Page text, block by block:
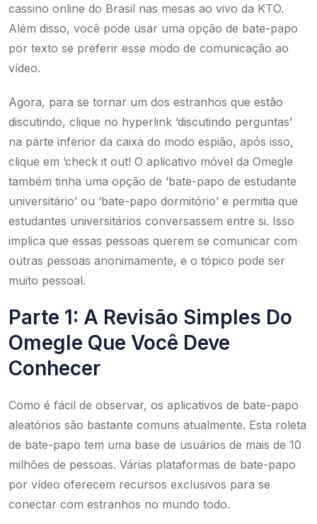
cassino online do Brasil nas mesas ao vivo da KTO.
Além disso, você pode usar uma opção de bate-papo
por texto se preferir esse modo de comunicação ao
vídeo.
Agora, para se tornar um dos estranhos que estão
discutindo, clique no hyperlink ‘discutindo perguntas’
na parte inferior da caixa do modo espião, após isso,
clique em ‘check it out! O aplicativo móvel da Omegle
também tinha uma opção de ‘bate-papo de estudante
universitário’ ou ‘bate-papo dormitório’ e permitia que
estudantes universitários conversassem entre si. Isso
implica que essas pessoas querem se comunicar com
outras pessoas anonimamente, e o tópico pode ser
muito pessoal.
Parte 1: A Revisão Simples Do
Omegle Que Você Deve
Conhecer
Como é fácil de observar, os aplicativos de bate-papo
aleatórios são bastante comuns atualmente. Esta roleta
de bate-papo tem uma base de usuários de mais de 10
milhões de pessoas. Várias plataformas de bate-papo
por vídeo oferecem recursos exclusivos para se
conectar com estranhos no mundo todo.